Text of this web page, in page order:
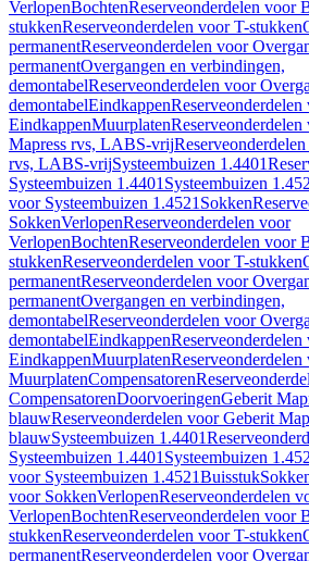
VerlopenBochtenReserveonderdelen voor
stukkenReserveonderdelen voor T-stukken
permanentReserveonderdelen voor
permanentOvergangen en verbindingen,
demontabelReserveonderdelen voor
demontabelEindkappenReserveonderdelen
EindkappenMuurplaten
Mapress rvs, LABS-vrij
rvs, LABS-vrijSysteembuizen 1.4401
Systeembuizen 1.4401 Systeembuizen
voor Systeembuizen 1.4521 Sokken
SokkenVerlopenReserveonderdelen voor
VerlopenBochtenReserveonderdelen voor
stukkenReserveonderdelen voor T-stukken
permanentReserveonderdelen voor
permanentOvergangen en verbindingen,
demontabelReserveonderdelen voor
demontabelEindkappenReserveonderdelen
EindkappenMuurplatenReserveonderdelen
MuurplatenCompensatoren
CompensatorenDoorvoeringenGeberit
blauwReserveonderdelen voor Geberit
blauwSysteembuizen 1.4401
Systeembuizen 1.4401 Systeembuizen
voor Systeembuizen 1.4521Buisstuk
voor SokkenVerlopenReserveonderdelen
VerlopenBochtenReserveonderdelen voor
stukkenReserveonderdelen voor T-stukken
permanentReserveonderdelen voor